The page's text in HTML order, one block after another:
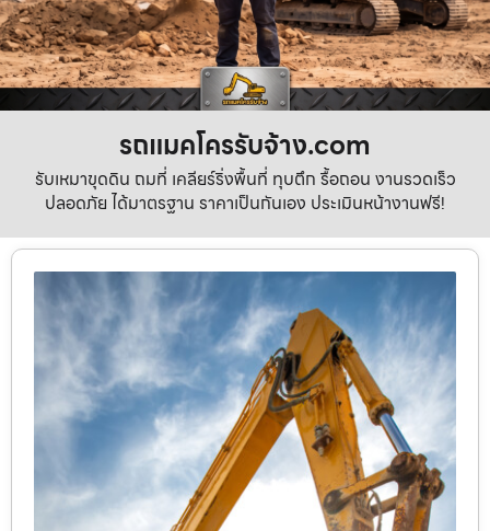
รถแมคโครรับจ้าง.com
รับเหมาขุดดิน ถมที่ เคลียร์ริ่งพื้นที่ ทุบตึก รื้อถอน งานรวดเร็ว
ปลอดภัย ได้มาตรฐาน ราคาเป็นกันเอง ประเมินหน้างานฟรี!